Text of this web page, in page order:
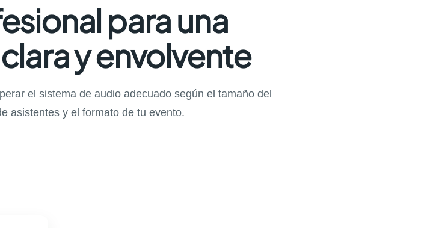
para una
y envolvente
el sistema de audio adecuado según el tamaño del
asistentes y el formato de tu evento.